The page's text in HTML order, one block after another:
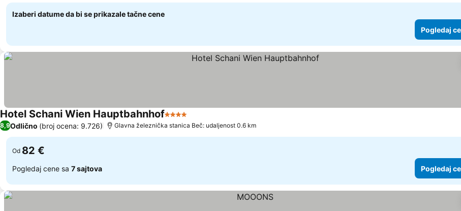
Izaberi datume da bi se prikazale tačne cene
Pogledaj
Hotel Schani Wien Hauptbahnhof4 Zvezdice
8,9Odlično (broj ocena: 9.726) Glavna železnička stanica Beč: udaljenost 0.6 km
Od 82 €
Pogledaj cene sa 7 sajtova Pogledaj